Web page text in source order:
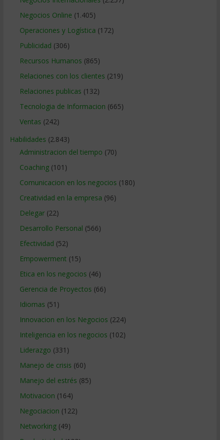
Negocios Online (1.405)
Operaciones y Logística (172)
Publicidad (306)
Recursos Humanos (865)
Relaciones con los clientes (219)
Relaciones publicas (132)
Tecnologia de Informacion (665)
Ventas (242)
Habilidades (2.843)
Administracion del tiempo (70)
Coaching(101)
Comunicacion en los negocios (180)
Creatividad en la empresa (96)
Delegar(22)
Desarrollo Personal (566)
Efectividad (52)
Empowerment (15)
Etica en los negocios (46)
Gerencia de Proyectos (66)
Idiomas (51)
Innovacion en los Negocios (224)
Inteligencia en los negocios (102)
Liderazgo (331)
Manejo de crisis (60)
Manejo del estrés (85)
Motivacion (164)
Negociacion (122)
Networking(49)